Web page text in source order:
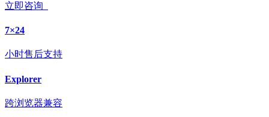
立即咨询
7×24
小时售后支持
Explorer
跨浏览器兼容